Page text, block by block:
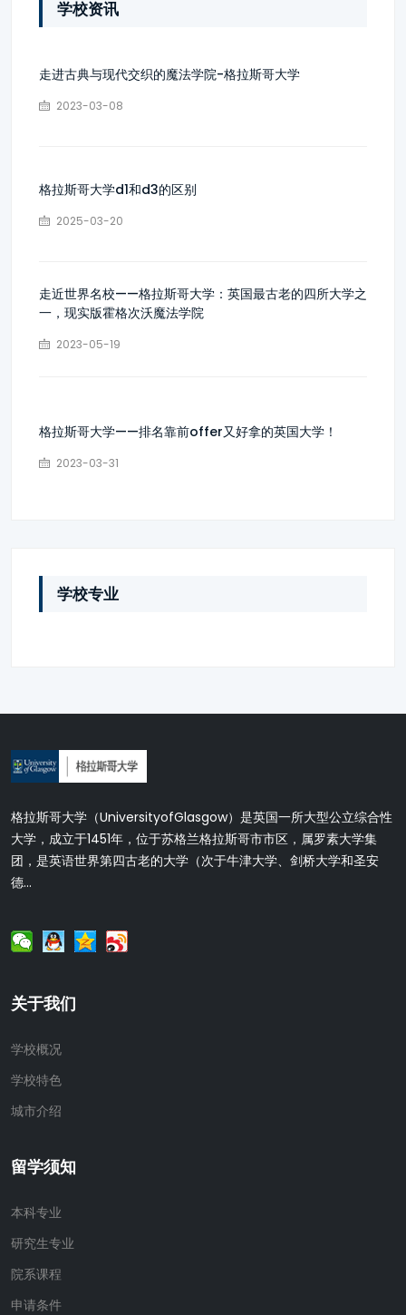
学校资讯
走进古典与现代交织的魔法学院-格拉斯哥大学
2023-03-08
格拉斯哥大学d1和d3的区别
2025-03-20
走近世界名校——格拉斯哥大学：英国最古老的四所大学之
一，现实版霍格次沃魔法学院
2023-05-19
格拉斯哥大学——排名靠前offer又好拿的英国大学！
2023-03-31
学校专业
格拉斯哥大学（UniversityofGlasgow）是英国一所大型公立综合性
大学，成立于1451年，位于苏格兰格拉斯哥市市区，属罗素大学集
团，是英语世界第四古老的大学（次于牛津大学、剑桥大学和圣安
德...
关于我们
学校概况
学校特色
城市介绍
留学须知
本科专业
研究生专业
院系课程
申请条件